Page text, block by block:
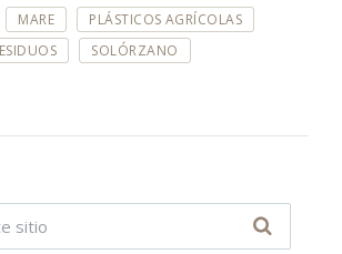
MARE
PLÁSTICOS AGRÍCOLAS
SOLÓRZANO